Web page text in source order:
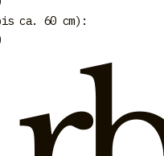
ca. 60 cm):